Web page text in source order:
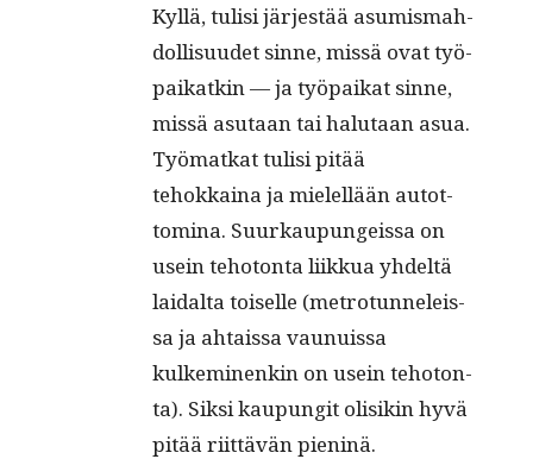
Kyl­lä, tulisi jär­jestää asum­is­mah­
dol­lisu­udet sinne, mis­sä ovat työ­
paikatkin — ja työ­paikat sinne,
mis­sä asu­taan tai halu­taan asua.
Työ­matkat tulisi pitää
tehokkaina ja mielel­lään autot­
tom­i­na. Suurkaupungeis­sa on
usein teho­ton­ta liikkua yhdeltä
laidal­ta toiselle (metro­tun­neleis­
sa ja ahtais­sa vaunuis­sa
kulkem­i­nenkin on usein teho­ton­
ta). Sik­si kaupun­git olisikin hyvä
pitää riit­tävän pieninä.